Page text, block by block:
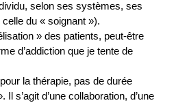
selon ses systèmes, ses
du « soignant »).
» des patients, peut-être
d’addiction que je tente de
la thérapie, pas de durée
s’agit d’une collaboration, d’une